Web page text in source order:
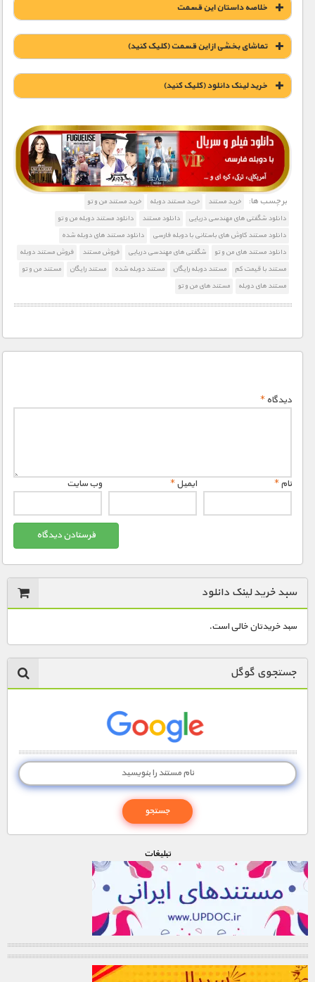
خلاصه داستان این قسمت
تماشای بخشی از این قسمت (کلیک کنید)
خريد لينک دانلود (کليک کنيد)
1900 تومان – خريد لينک دانلود (افزودن به سبد خريد)
برچسب ها: خرید مستند خرید مستند دوبله
خرید مستند من و تو
دانلود شگفتی های مهندسی دریایی
دانلود مستند
دانلود مستند دوبله من و تو
دانلود مستند کاوش های باستانی با دوبله فارسی
دانلود مستند های دوبله شده
دانلود مستند های من و تو
شگفتی های مهندسی دریایی فروش مستند
فروش مستند دوبله
مستند با قیمت کم
مستند دوبله رایگان مستند دوبله شده مستند رایگان
مستند من و تو
مستند های دوبله
مستند های من و تو
دیدگاه*
نام* ایمیل* وب‌ سایت
سبد خرید لینک دانلود
سبد خریدتان خالی است.
جستجوی گوگل
تبليغات